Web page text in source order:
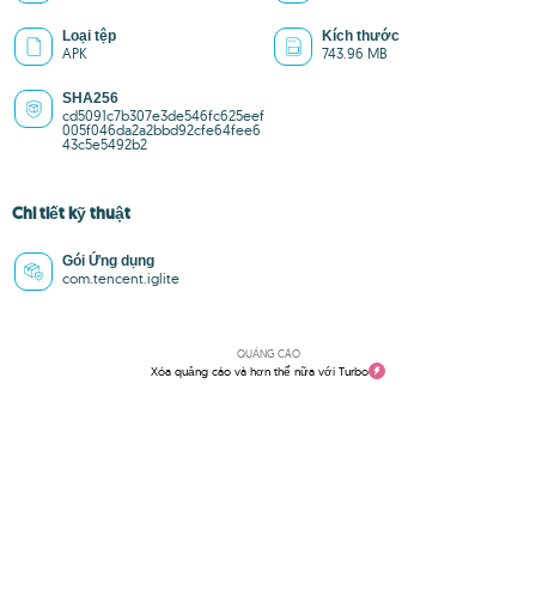
Loại tệp
APK
Kích thước
743.96 MB
SHA256
cd5091c7b307e3de546fc625eef
005f046da2a2bbd92cfe64fee6
43c5e5492b2
Chi tiết kỹ thuật
Gói Ứng dụng
com.tencent.iglite
QUẢNG CÁO
Xóa quảng cáo và hơn thế nữa với Turbo